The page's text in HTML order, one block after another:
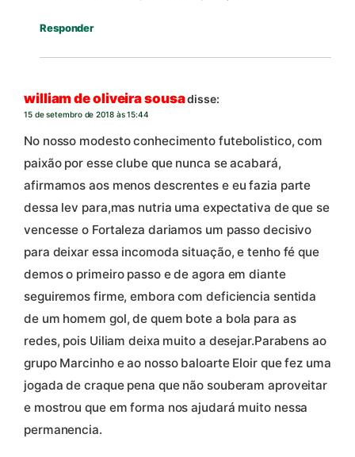
Responder
william de oliveira sousadisse:
15 de setembro de 2018 às 15:44
No nosso modesto conhecimento futebolistico, com
paixão por esse clube que nunca se acabará,
afirmamos aos menos descrentes e eu fazia parte
dessa lev para,mas nutria uma expectativa de que se
vencesse o Fortaleza dariamos um passo decisivo
para deixar essa incomoda situação, e tenho fé que
demos o primeiro passo e de agora em diante
seguiremos firme, embora com deficiencia sentida
de um homem gol, de quem bote a bola para as
redes, pois Uiliam deixa muito a desejar.Parabens ao
grupo Marcinho e ao nosso baloarte Eloir que fez uma
jogada de craque pena que não souberam aproveitar
e mostrou que em forma nos ajudará muito nessa
permanencia.